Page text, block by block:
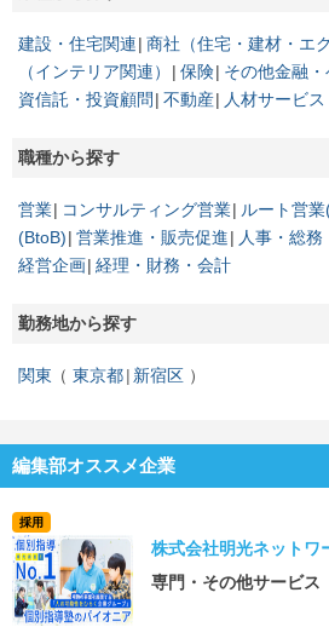
建設・住宅関連 商社（住宅・建材・エ
（インテリア関連）
保険 その他金融
資信託・投資顧問
不動産 人材サービス
職種から探す
営業 コンサルティング営業 ルート営
(BtoB) 営業推進・販売促進 人事・総務
経営企画 経理・財務・会計
勤務地から探す
関東 東京都 新宿区
編集部オススメ企業
採用
株式会社明光ネットワ
専門・その他サービス